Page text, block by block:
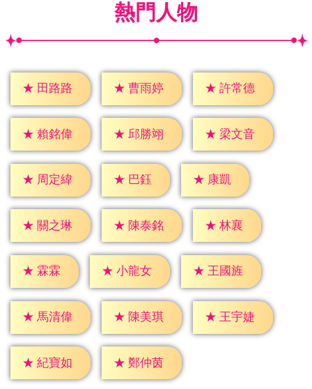
熱門人物
★ 田路路 ★ 曹雨婷 ★ 許常德
★ 賴銘偉 ★ 邱勝翊 ★ 梁文音
★ 周定緯 ★ 巴鈺 ★ 康凱
★ 關之琳 ★ 陳泰銘 ★ 林襄
★ 霖霖 ★ 小龍女 ★ 王國旌
★ 馬清偉 ★ 陳美琪 ★ 王宇婕
★ 紀寶如 ★ 鄭仲茵